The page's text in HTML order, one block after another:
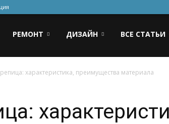
РЕМОНТ ДИЗАЙН ВСЕ СТАТЬИ
характеристика, преимущества материала